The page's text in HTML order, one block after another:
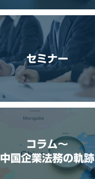
セミナー
コラム〜
中国企業法務の軌跡